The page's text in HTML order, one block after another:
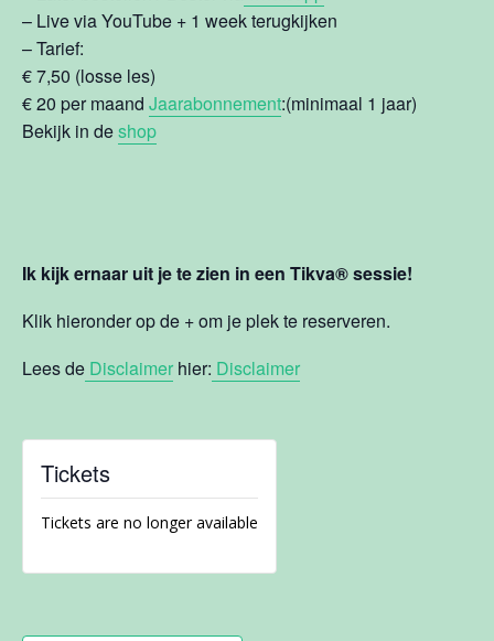
– Live via YouTube + 1 week terugkijken
– Tarief:
€ 7,50 (losse les)
€ 20 per maand Jaarabonnement:(minimaal 1 jaar)
Bekijk in deshop
Ik kijk ernaar uit je te zien in een Tikva® sessie!
Klik hieronder op de + om je plek te reserveren.
Lees de Disclaimer hier: Disclaimer
Tickets
Tickets are no longer available